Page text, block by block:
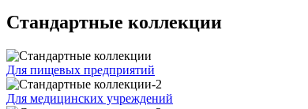
Стандартные коллекции
Для пищевых предприятий
Для медицинских учреждений